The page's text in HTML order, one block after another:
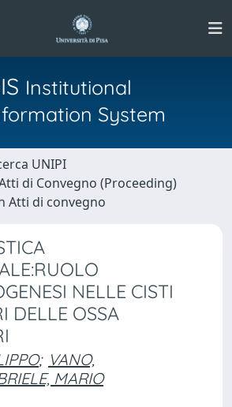
Institutional
System
UNIPI
di Convegno (Proceeding)
Atti di convegno
NELLE CISTI
DELLE OSSA
; VANO,
MARIO